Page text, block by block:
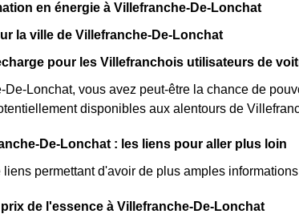
en énergie à Villefranche-De-Lonchat
la ville de Villefranche-De-Lonchat
pour les Villefranchois utilisateurs de
De-Lonchat, vous avez peut-être la chance de
disponibles aux alentours de
De-Lonchat : les liens pour aller plus loin
liens permettant d'avoir de plus amples
de l'essence à Villefranche-De-Lonchat